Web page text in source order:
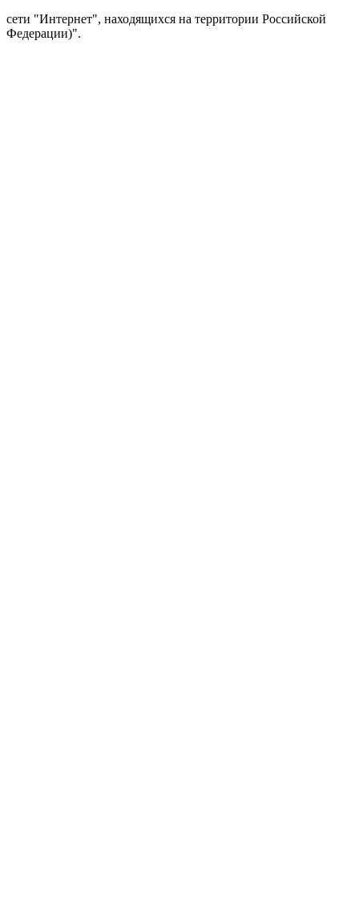
сети "Интернет", находящихся на территории Российской
Федерации)".